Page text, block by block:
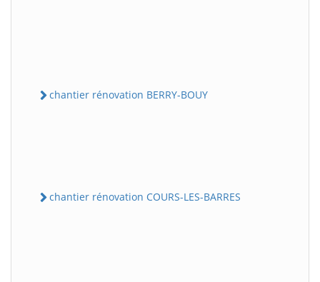
chantier rénovation BERRY-BOUY
chantier rénovation COURS-LES-BARRES